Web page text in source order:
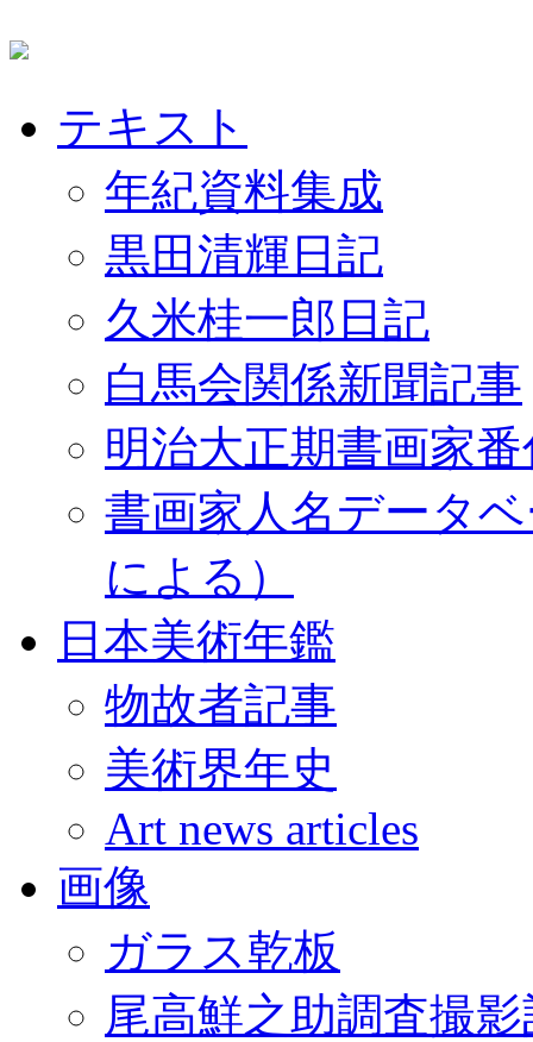
テキスト
年紀資料集成
黒田清輝日記
久米桂一郎日記
白馬会関係新聞記事
明治大正期書画家
書画家人名データ
による）
日本美術年鑑
物故者記事
美術界年史
Art news articles
画像
ガラス乾板
尾高鮮之助調査撮